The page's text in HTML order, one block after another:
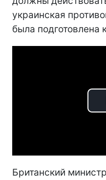
украинская
была подготовлена
Британский